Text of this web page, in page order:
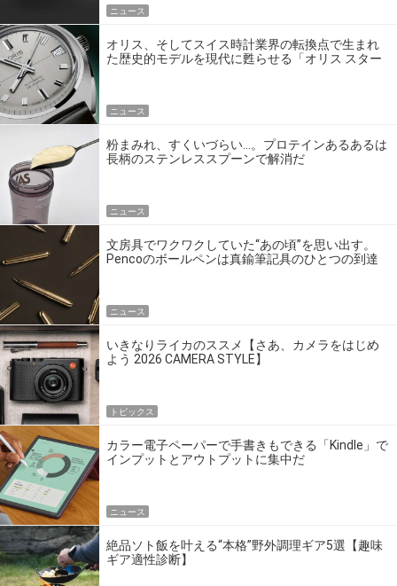
ニュース
オリス、そしてスイス時計業界の転換点で生まれ
た歴史的モデルを現代に甦らせる「オリス スター
ニュース
粉まみれ、すくいづらい…。プロテインあるあるは
長柄のステンレススプーンで解消だ
ニュース
文房具でワクワクしていた“あの頃”を思い出す。
Pencoのボールペンは真鍮筆記具のひとつの到達
ニュース
いきなりライカのススメ【さあ、カメラをはじめ
よう 2026 CAMERA STYLE】
トピックス
カラー電子ペーパーで手書きもできる「Kindle」で
インプットとアウトプットに集中だ
ニュース
絶品ソト飯を叶える“本格”野外調理ギア5選【趣味
ギア適性診断】